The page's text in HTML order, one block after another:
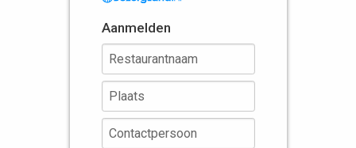
Aanmelden